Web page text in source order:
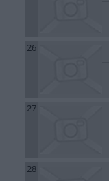
26
27
28